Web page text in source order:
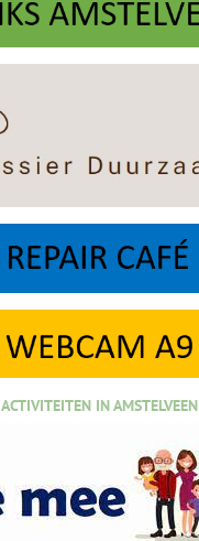
ACTIVITEITEN IN AMSTELVEEN